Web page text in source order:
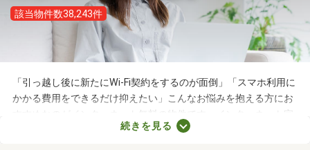
該当物件数38,243件
「引っ越し後に新たにWi-Fi契約をするのが面倒」「スマホ利用に
かかる費用をできるだけ抑えたい」こんなお悩みを抱える方にお
すすめなのがインターネット無料の物件です。インターネット完
備の物件なら、新たに回線を契約する必要はありません。通信費
続きを見る